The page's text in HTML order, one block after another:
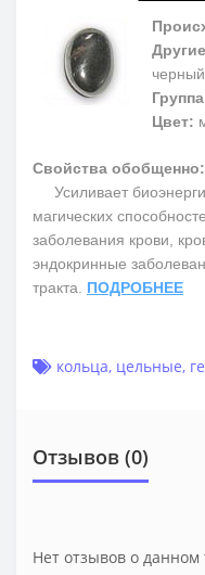
Цвет:
Свойства обобщенно:
Усиливает
магических
заболевания крови,
эндокринные
тракта. ПОДРОБНЕЕ
кольца, цельные,
Отзывов (0)
Нет отзывов о данном